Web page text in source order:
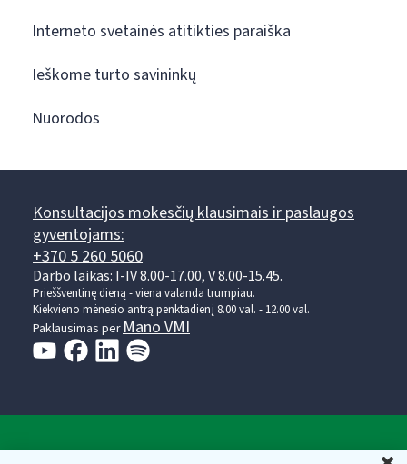
Interneto svetainės atitikties paraiška
Ieškome turto savininkų
Nuorodos
Konsultacijos mokesčių klausimais ir paslaugos
gyventojams:
+370 5 260 5060
Darbo laikas: I-IV 8.00-17.00, V 8.00-15.45.
Prieššventinę dieną - viena valanda trumpiau.
Kiekvieno mėnesio antrą penktadienį 8.00 val. - 12.00 val.
Paklausimas perMano VMI
Valstybinė mokesčių inspekcija prie Lietuvos